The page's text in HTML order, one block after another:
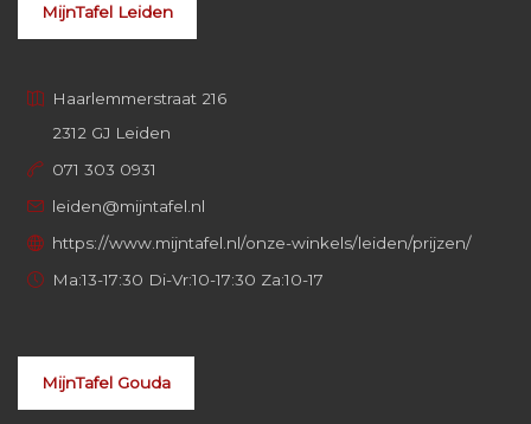
MijnTafel Leiden
Haarlemmerstraat 216
2312 GJ Leiden
071 303 0931
leiden@mijntafel.nl
https://www.mijntafel.nl/onze-winkels/leiden/prijzen/
Ma:13-17:30 Di-Vr:10-17:30 Za:10-17
MijnTafel Gouda